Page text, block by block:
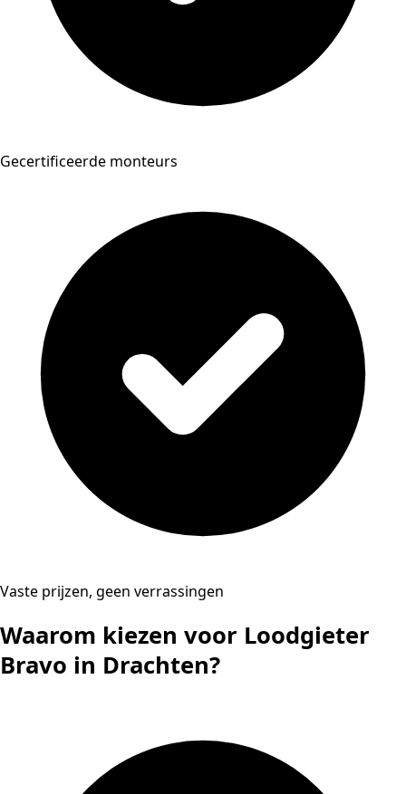
Gecertificeerde monteurs
Vaste prijzen, geen verrassingen
Waarom kiezen voor Loodgieter
Bravo in Drachten?